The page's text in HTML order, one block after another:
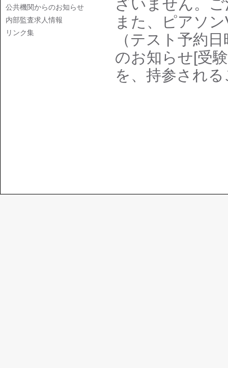
公共機関からのお知らせ
内部監査求人情報
リンク集
ざいません。
また、ピアソ
（テスト予約
のお知らせ[受
を、持参され